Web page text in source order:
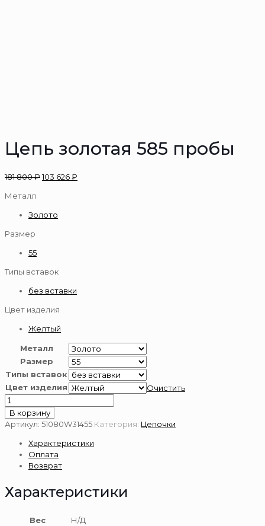
Цепь золотая 585 пробы
181 800₽103 626₽
Металл
Золото
Размер
55
Типы вставок
без вставки
Цвет изделия
Желтый
Металл
Размер
Типы вставок
Цвет изделия
Очистить
Количество
товара
Цепь
пробы
В корзину
Артикул: 51080W31455 Категория: Цепочки
Характеристики
Оплата
Возврат
Характеристики
Вес Н/Д